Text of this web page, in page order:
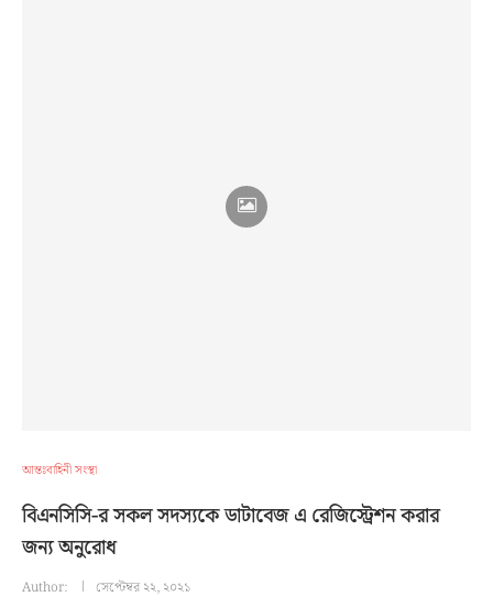
আন্তঃবাহিনী সংস্থা
বিএনসিসি-র সকল সদস্যকে ডাটাবেজ এ রেজিস্ট্রেশন করার
জন্য অনুরোধ
Author: সেপ্টেম্বর ২২, ২০২১